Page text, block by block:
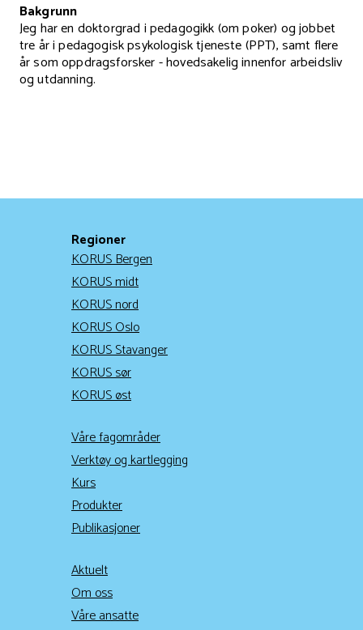
Bakgrunn
Jeg har en doktorgrad i pedagogikk (om poker) og jobbet
tre år i pedagogisk psykologisk tjeneste (PPT), samt flere
år som oppdragsforsker - hovedsakelig innenfor arbeidsliv
og utdanning.
Regioner
KORUS Bergen
KORUS midt
KORUS nord
KORUS Oslo
KORUS Stavanger
KORUS sør
KORUS øst
Våre fagområder
Verktøy og kartlegging
Kurs
Produkter
Publikasjoner
Aktuelt
Om oss
Våre ansatte